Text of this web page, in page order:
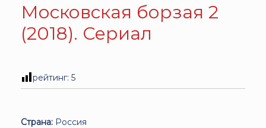
Московская борзая 2
(2018). Сериал
рейтинг: 5
Страна: Россия